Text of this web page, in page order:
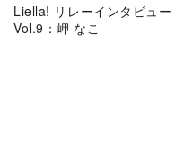
Liella! リレーインタビュー
Vol.9：岬 なこ